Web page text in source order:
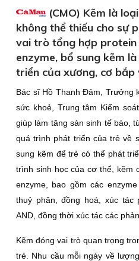
(CMO) Kẽm là
không thể thiếu cho sự
vai trò tổng hợp protein
enzyme, bổ sung kẽm
triển của xương, cơ
Bác sĩ Hồ Thanh Ðảm, Trưởng
sức khoẻ, Trung tâm Kiểm
giúp làm tăng sản sinh tế bào,
quá trình phát triển của trẻ về
sung kẽm để trẻ có thể phát
trình sinh học của cơ thể, kẽm
enzyme, bao gồm các
thuỷ phân, đồng hoá, xúc tác
AND, đồng thời xúc tác các
Kẽm đóng vai trò quan trọng
trẻ. Nhu cầu mỗi ngày về